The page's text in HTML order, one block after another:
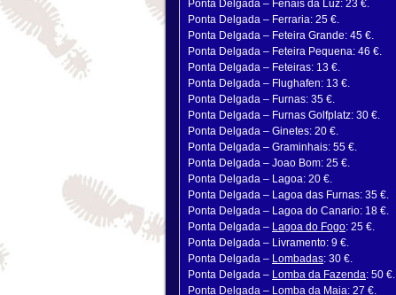
Ponta Delgada – Fenais da Luz: 23 €.
Ponta Delgada – Ferraria: 25 €.
Ponta Delgada – Feteira Grande: 45 €.
Ponta Delgada – Feteira Pequena: 46 €.
Ponta Delgada – Feteiras: 13 €.
Ponta Delgada – Flughafen: 13 €.
Ponta Delgada – Furnas: 35 €.
Ponta Delgada – Furnas Golfplatz: 30 €.
Ponta Delgada – Ginetes: 20 €.
Ponta Delgada – Graminhais: 55 €.
Ponta Delgada – Joao Bom: 25 €.
Ponta Delgada – Lagoa: 20 €.
Ponta Delgada – Lagoa das Furnas: 35 €.
Ponta Delgada – Lagoa do Canario: 18 €.
Ponta Delgada – Lagoa do Fogo: 25 €.
Ponta Delgada – Livramento: 9 €.
Ponta Delgada – Lombadas: 30 €.
Ponta Delgada – Lomba da Fazenda: 50 €.
Ponta Delgada – Lomba da Maia: 27 €.